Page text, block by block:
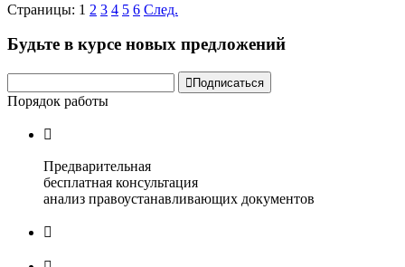
Страницы: 1 2 3 4 5 6 След.
Будьте в курсе новых предложений
 Подписаться
Порядок работы

Предварительная
бесплатная консультация
анализ правоустанавливающих документов
